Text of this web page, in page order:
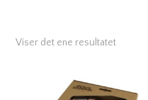
Viser det ene resultatet